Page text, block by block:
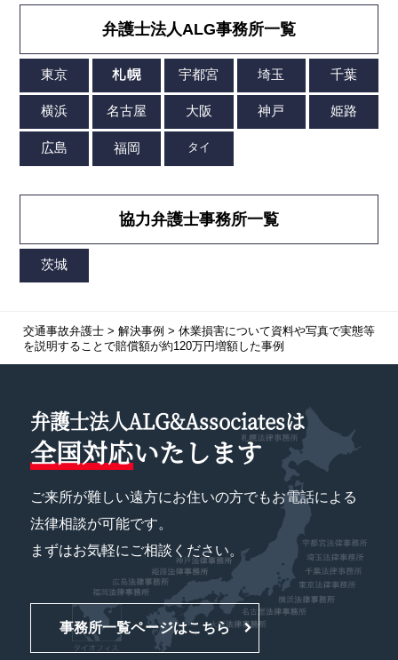
弁護士法人ALG事務所一覧
協力弁護士事務所一覧
交通事故弁護士> 解決事例 > 休業損害について資料や写真で実態等
を説明することで賠償額が約120万円増額した事例
弁護士法人ALG&Associatesは
全国対応いたします
ご来所が難しい遠方にお住いの方でもお電話による
法律相談が可能です。
まずはお気軽にご相談ください。
事務所一覧ページはこちら